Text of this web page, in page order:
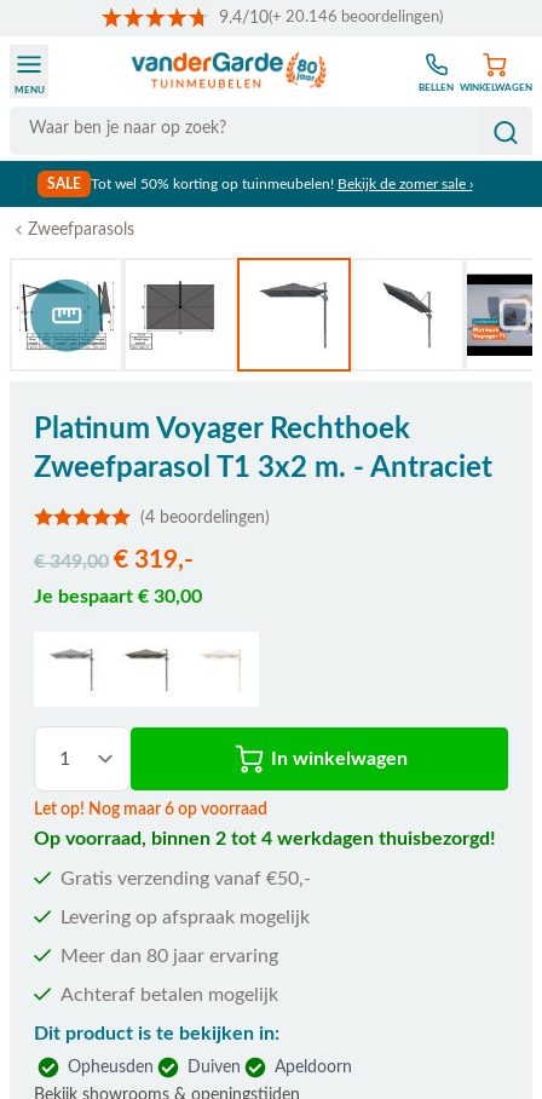
9.4/10(+ 20.146 beoordelingen)
Search
MENU BELLEN WINKELWAGEN
SALE Tot wel 50% korting op tuinmeubelen! Bekijk de zomer sale ›
Zweefparasols
Platinum Voyager Rechthoek
Zweefparasol T1 3x2 m. - Antraciet
(4 beoordelingen)
€ 349,00 € 319,-
Je bespaart € 30,00
In winkelwagen
Let op! Nog maar 6 op voorraad
Op voorraad, binnen 2 tot 4 werkdagen thuisbezorgd!
Gratis verzending vanaf €50,-
Levering op afspraak mogelijk
Meer dan 80 jaar ervaring
Achteraf betalen mogelijk
Dit product is te bekijken in:
Opheusden Duiven
Apeldoorn
Bekijk showrooms & openingstijden